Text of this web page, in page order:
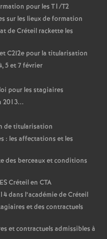
pour les T1/T2
sur les lieux de formation
de Créteil rackette les
et C2I2e pour la titularisation
5 et 7 février
pour les stagiaires
2013...
de titularisation
: les affectations et les
des berceaux et conditions
Créteil en CTA
dans l’académie de Créteil
et des contractuels
et contractuels admissibles à